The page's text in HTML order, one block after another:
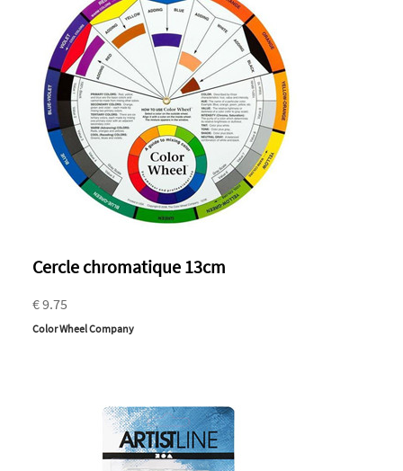
Cercle chromatique 13cm
€ 9.75
Color Wheel Company